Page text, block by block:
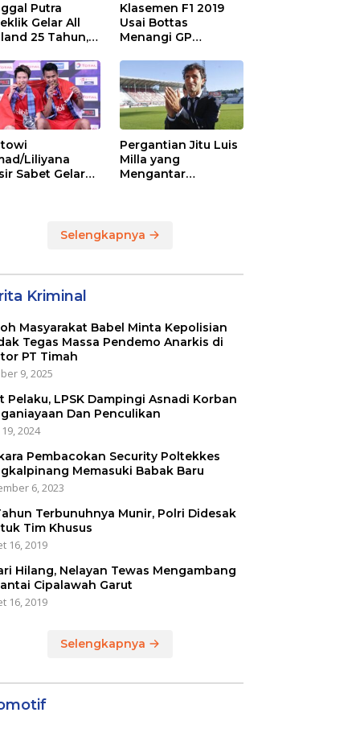
Putra
Gelar All
25 Tahun,
dkk
Klasemen F1 2019
Usai Bottas
Menangi GP
Liliyana
Sabet Gelar
Pergantian Jitu Luis
Milla yang
Mengantar
Selengkapnya
Kriminal
Masyarakat Babel Minta Kepolisian
Tegas Massa Pendemo Anarkis di
PT Timah
9, 2025
Pelaku, LPSK Dampingi Asnadi Korban
Dan Penculikan
2024
Pembacokan Security Poltekkes
Memasuki Babak Baru
6, 2023
Terbunuhnya Munir, Polri Didesak
Tim Khusus
16, 2019
Hilang, Nelayan Tewas Mengambang
Cipalawah Garut
16, 2019
Selengkapnya